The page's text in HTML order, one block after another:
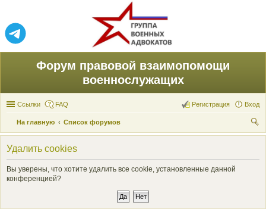
Форум правовой взаимопомощи
военнослужащих
Ссылки FAQ Вход
Регистрация
На главную
Список форумов
ои
Удалить cookies
Вы уверены, что хотите удалить все cookie, установленные данной
конференцией?